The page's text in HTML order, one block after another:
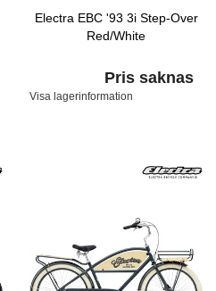
Electra EBC '93 3i Step-Over
Red/White
Pris saknas
Visa lagerinformation